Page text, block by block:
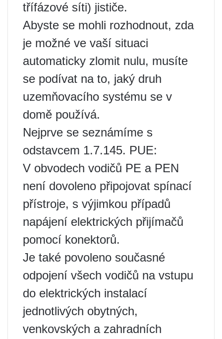
třífázové síti) jističe.
Abyste se mohli rozhodnout, zda
je možné ve vaší situaci
automaticky zlomit nulu, musíte
se podívat na to, jaký druh
uzemňovacího systému se v
domě používá.
Nejprve se seznámíme s
odstavcem 1.7.145. PUE:
V obvodech vodičů PE a PEN
není dovoleno připojovat spínací
přístroje, s výjimkou případů
napájení elektrických přijímačů
pomocí konektorů.
Je také povoleno současné
odpojení všech vodičů na vstupu
do elektrických instalací
jednotlivých obytných,
venkovských a zahradních